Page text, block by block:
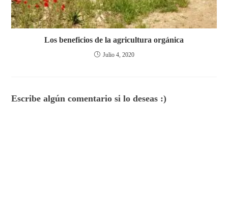
Los beneficios de la agricultura orgánica
Julio 4, 2020
Escribe algún comentario si lo deseas :)